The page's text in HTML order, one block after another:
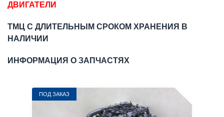
ДВИГАТЕЛИ
ТМЦ С ДЛИТЕЛЬНЫМ СРОКОМ ХРАНЕНИЯ В
НАЛИЧИИ
ИНФОРМАЦИЯ О ЗАПЧАСТЯХ
ПОД ЗАКАЗ